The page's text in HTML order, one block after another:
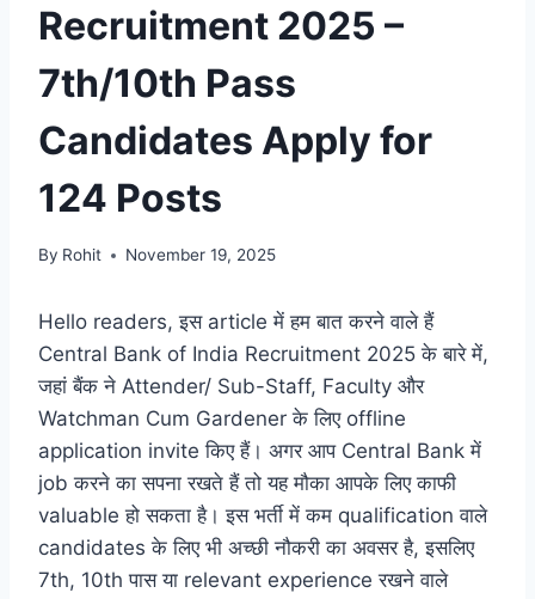
Recruitment 2025 –
7th/10th Pass
Candidates Apply for
124 Posts
By Rohit November 19, 2025
Hello readers, इस article में हम बात करने वाले हैं
Central Bank of India Recruitment 2025 के बारे में,
जहां बैंक ने Attender/ Sub-Staff, Faculty और
Watchman Cum Gardener के लिए offline
application invite किए हैं। अगर आप Central Bank में
job करने का सपना रखते हैं तो यह मौका आपके लिए काफी
valuable हो सकता है। इस भर्ती में कम qualification वाले
candidates के लिए भी अच्छी नौकरी का अवसर है, इसलिए
7th, 10th पास या relevant experience रखने वाले